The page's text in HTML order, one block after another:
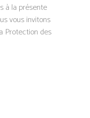
à la présente
vous invitons
Protection des